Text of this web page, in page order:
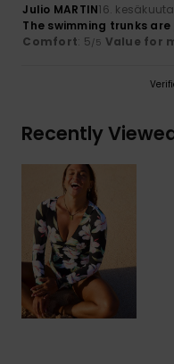
Julio MARTIN16.
The swimming trunks
Comfort: 5/5 Value for
Recently